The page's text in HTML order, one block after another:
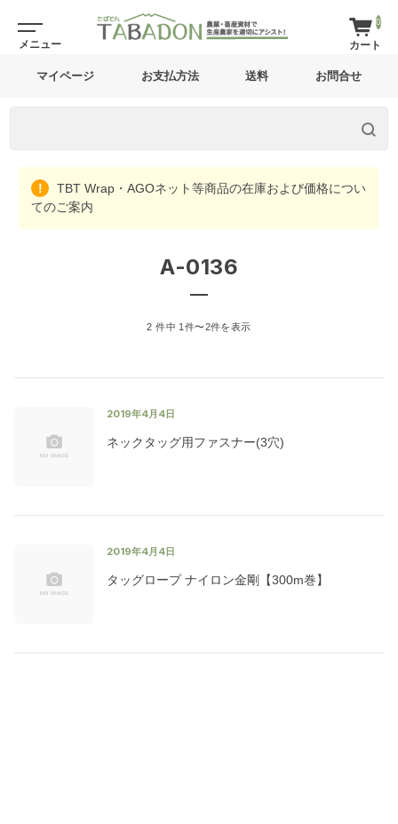
0
マイページ お支払方法 送料 お問合せ
TBT Wrap・AGOネット等商品の在庫および価格につい
てのご案内
A-0136
2 件中 1件〜2件を表示
2019年4月4日
ネックタッグ用ファスナー(3穴)
2019年4月4日
タッグロープ ナイロン金剛【300m巻】